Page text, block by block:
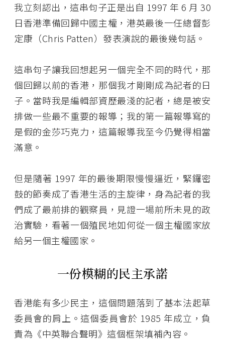
我立刻認出，這串句子正是出自 1997 年 6 月 30
日香港準備回歸中國主權，港英最後一任總督彭
定康（Chris Patten）發表演說的最後幾句話。
這串句子讓我回想起另一個完全不同的時代，那
個回歸以前的香港，那個我才剛剛成為記者的日
子。當時我是編輯部資歷最淺的記者，總是被安
排做一些最不重要的報導；我的第一篇報導寫的
是假的金莎巧克力，這篇報導我至今仍覺得相當
滿意。
但是隨著 1997 年的最後期限慢慢逼近，緊鑼密
鼓的節奏成了香港生活的主旋律，身為記者的我
們成了最前排的觀察員，見證一場前所未見的政
治實驗，看著一個殖民地如何從一個主權國家放
給另一個主權國家。
一份模糊的民主承諾
香港能有多少民主，這個問題落到了基本法起草
委員會的肩上。這個委員會於 1985 年成立，負
責為《中英聯合聲明》這個框架填補內容。